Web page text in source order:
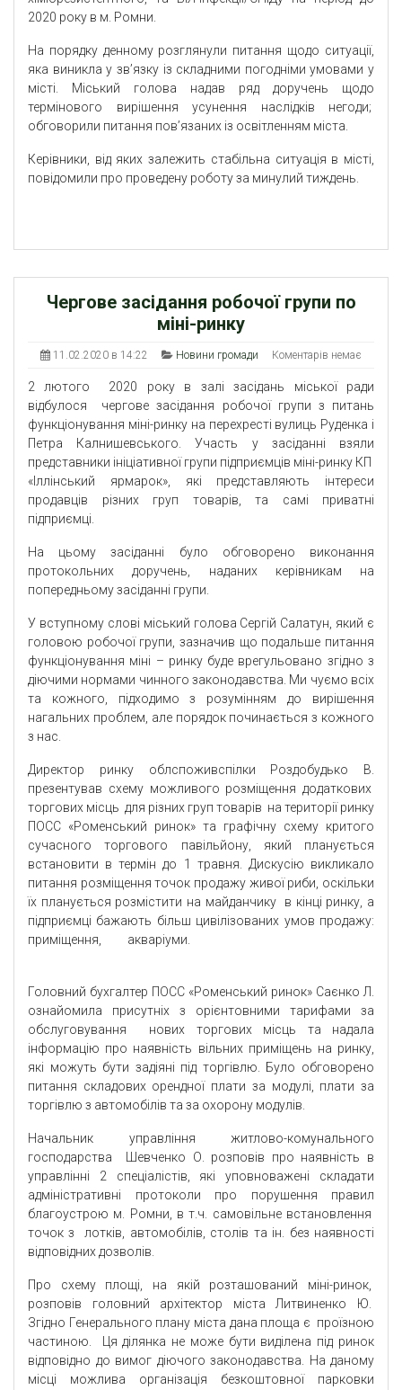
2020 року в м. Ромни.
На порядку денному розглянули питання щодо ситуації,
яка виникла у зв’язку із складними погодніми умовами у
місті. Міський голова надав ряд доручень щодо
термінового вирішення усунення наслідків негоди;
обговорили питання пов’язаних із освітленням міста.
Керівники, від яких залежить стабільна ситуація в місті,
повідомили про проведену роботу за минулий тиждень.
Чергове засідання робочої групи по
міні-ринку
11.02.2020 в 14:22 Новини громади Коментарів немає
2 лютого 2020 року в залі засідань міської ради
відбулося чергове засідання робочої групи з питань
функціонування міні-ринку на перехресті вулиць Руденка і
Петра Калнишевського. Участь у засіданні взяли
представники ініціативної групи підприємців міні-ринку КП
«Іллінський ярмарок», які представляють інтереси
продавців різних груп товарів, та самі приватні
підприємці.
На цьому засіданні було обговорено виконання
протокольних доручень, наданих керівникам на
попередньому засіданні групи.
У вступному слові міський голова Сергій Салатун, який є
головою робочої групи, зазначив що подальше питання
функціонування міні – ринку буде врегульовано згідно з
діючими нормами чинного законодавства. Ми чуємо всіх
та кожного, підходимо з розумінням до вирішення
нагальних проблем, але порядок починається з кожного
з нас.
Директор ринку облспоживспілки Роздобудько В.
презентував схему можливого розміщення додаткових
торгових місць для різних груп товарів на території ринку
ПОСС «Роменський ринок» та графічну схему критого
сучасного торгового павільйону, який планується
встановити в термін до 1 травня. Дискусію викликало
питання розміщення точок продажу живої риби, оскільки
їх планується розмістити на майданчику в кінці ринку, а
підприємці бажають більш цивілізованих умов продажу:
приміщення, акваріуми.
Головний бухгалтер ПОСС «Роменський ринок» Саєнко Л.
ознайомила присутніх з орієнтовними тарифами за
обслуговування нових торгових місць та надала
інформацію про наявність вільних приміщень на ринку,
які можуть бути задіяні під торгівлю. Було обговорено
питання складових орендної плати за модулі, плати за
торгівлю з автомобілів та за охорону модулів.
Начальник управління житлово-комунального
господарства Шевченко О. розповів про наявність в
управлінні 2 спеціалістів, які уповноважені складати
адміністративні протоколи про порушення правил
благоустрою м. Ромни, в т.ч. самовільне встановлення
точок з лотків, автомобілів, столів та ін. без наявності
відповідних дозволів.
Про схему площі, на якій розташований міні-ринок,
розповів головний архітектор міста Литвиненко Ю.
Згідно Генерального плану міста дана площа є проїзною
частиною. Ця ділянка не може бути виділена під ринок
відповідно до вимог діючого законодавства. На даному
місці можлива організація безкоштовної парковки